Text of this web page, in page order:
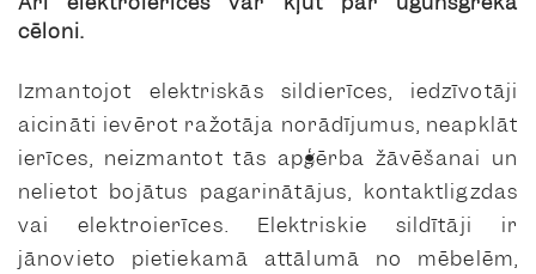
cēloni.
Izmantojot elektriskās sildierīces, iedzīvotāji
aicināti ievērot ražotāja norādījumus, neapklāt
ierīces, neizmantot tās apģērba žāvēšanai un
nelietot bojātus pagarinātājus, kontaktligzdas
vai elektroierīces. Elektriskie sildītāji ir
jānovieto pietiekamā attālumā no mēbelēm,